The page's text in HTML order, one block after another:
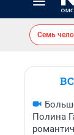
Семь
Полина